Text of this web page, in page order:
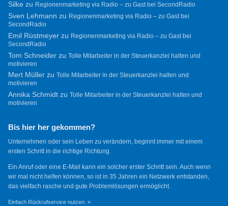
Silkezu Regionenmarketing via Radio – zu Gast bei SecondRadio
Sven Lehmann zu Regionenmarketing via Radio – zu Gast bei
SecondRadio
Emil Rüstmeyerzu Regionenmarketing via Radio – zu Gast bei
SecondRadio
Tom Schneiderzu Tolle Mitarbeiter in der Steuerkanzlei halten und
motivieren
Mert Müllerzu Tolle Mitarbeiter in der Steuerkanzlei halten und
motivieren
Annika Schmidtzu Tolle Mitarbeiter in der Steuerkanzlei halten und
motivieren
Bis hier her gekommen?
Unternehmen oder sein Leben zu verändern, beginnt immer mit einem
ersten Schritt in die richtige Richtung.
Ein Anruf oder eine E-Mail kann ein solcher erster Schritt sein. Auch wenn
wir mal nicht helfen können, so ist in 35 Jahren ein Netzwerk entstanden,
das vielfach rasche und gute Problemlösungen ermöglicht.
Einfach Rückrufservice nutzen. »